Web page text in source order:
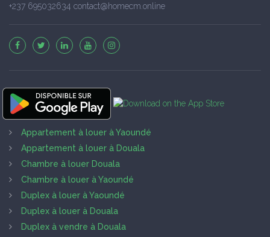
+237 695032634 contact@homecm.online
Appartement à louer à Yaoundé
Appartement à louer à Douala
Chambre à louer Douala
Chambre à louer à Yaoundé
Duplex à louer à Yaoundé
Duplex à louer à Douala
Duplex à vendre à Douala